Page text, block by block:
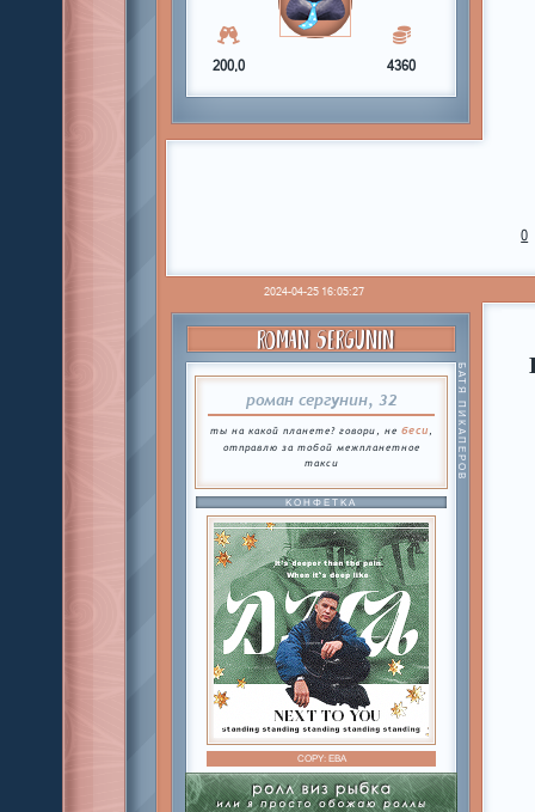
200,0 4360
0
2024-04-25 16:05:27
ROMAN SERGUNIN
роман сергунин, 32
ты на какой планете? говори, не беси,
отправлю за тобой межпланетное
такси
БАТЯ ПИКАПЕРОВ
КОНФЕТКА
COPY:ЕВА